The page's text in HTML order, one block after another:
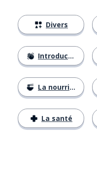
Divers
Introductions
La nourriture
La santé